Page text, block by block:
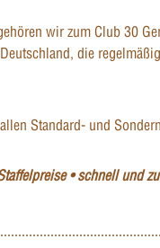
wir zum Club 30
die
Standard- und
• schnell und